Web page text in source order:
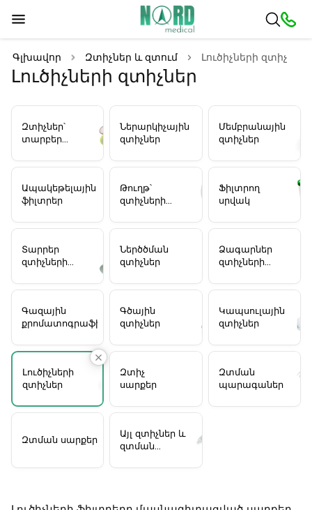
Գլխավոր Զտիչներ և զտում Լուծիչների զտիչներ
Լուծիչների զտիչներ
Զտիչներ՝
տարբեր
Ներարկիչային
զտիչներ
Մեմբրանային
զտիչներ
Ապակեթելային
ֆիլտրեր
Թուղթ՝
զտիչների
Ֆիլտրող
սրվակ
Տարրեր
զտիչների
Ներծծման
զտիչներ
Ձագարներ
զտիչների
Գազային
քրոմատոգրաֆիական
Գծային
զտիչներ
Կապսուլային
զտիչներ
Լուծիչների
զտիչներ
Զտիչ
սարքեր
Զտման
պարագաներ
Զտման սարքերը
Այլ զտիչներ և
զտման